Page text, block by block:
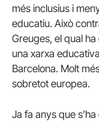
més inclusius i
educatiu. Això
Greuges, el qual
una xarxa
Barcelona. Molt
sobretot europea.
Ja fa anys que